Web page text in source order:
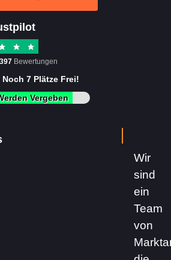
397 Bewertungen
7 Plätze Frei!
Vergeben
Wir
sind
ein
Team
von